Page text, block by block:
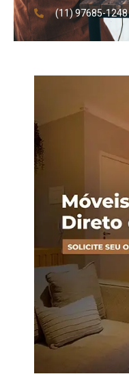
(11) 97685-1248